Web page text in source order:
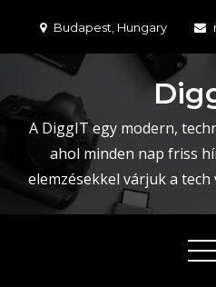
content
Budapest, Hungary
A DiggIT egy modern,
ahol minden nap friss
elemzésekkel várjuk a